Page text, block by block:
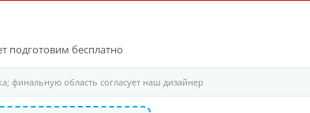
подготовим бесплатно
финальную область согласует наш дизайнер